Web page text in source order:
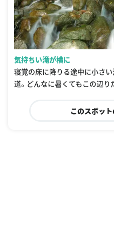
気持ちい滝が横に
寝覚の床に降りる途中に小さ
道。どんなに暑くてもこの辺り
このスポッ